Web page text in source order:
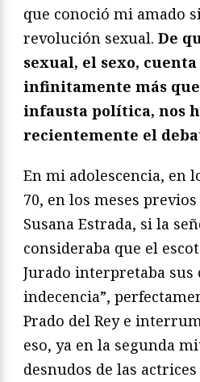
que conoció mi amado
revolución sexual. De
sexual, el sexo,
infinitamente más
infausta política, nos
recientemente el
En mi adolescencia, en
70, en los meses
Susana Estrada, si la
consideraba que el
Jurado interpretaba sus
indecencia”,
Prado del Rey e
eso, ya en la segunda
desnudos de las